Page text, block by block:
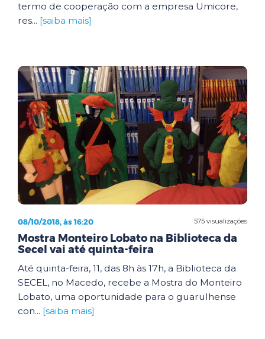
termo de cooperação com a empresa Umicore,
res... [saiba mais]
575 visualizações
08/10/2018, às 16:20
Mostra Monteiro Lobato na Biblioteca da
Secel vai até quinta-feira
Até quinta-feira, 11, das 8h às 17h, a Biblioteca da
SECEL, no Macedo, recebe a Mostra do Monteiro
Lobato, uma oportunidade para o guarulhense
con... [saiba mais]